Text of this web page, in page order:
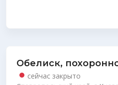
Обелиск,
сейчас закрыто